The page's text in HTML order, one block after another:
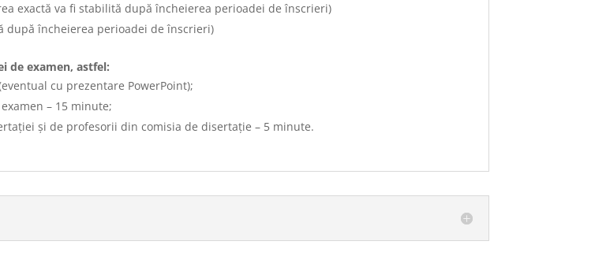
exactă va fi stabilită după încheierea perioadei de înscrieri)
după încheierea perioadei de înscrieri)
de examen, astfel:
cu prezentare PowerPoint);
– 15 minute;
și de profesorii din comisia de disertație – 5 minute.